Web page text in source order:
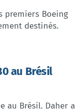
premiers Boeing
destinés.
au Brésil
au Brésil. Daher a